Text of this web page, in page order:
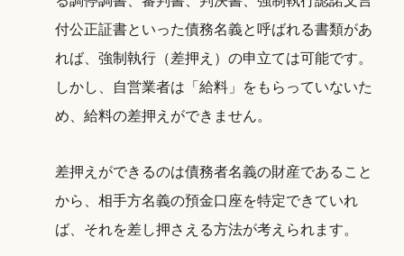
付公正証書といった債務名義と呼ばれる書類があ
れば、強制執行（差押え）の申立ては可能です。
しかし、自営業者は「給料」をもらっていないた
め、給料の差押えができません。
差押えができるのは債務者名義の財産であること
から、相手方名義の預金口座を特定できていれ
ば、それを差し押さえる方法が考えられます。